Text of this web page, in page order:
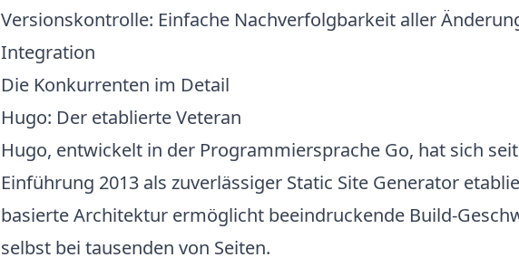
Versionskontrolle: Einfache Nachverfolgbarkeit aller
Integration
Die Konkurrenten im Detail
Hugo: Der etablierte Veteran
Hugo, entwickelt in der Programmiersprache Go, hat sich
Einführung 2013 als zuverlässiger Static Site Generator
basierte Architektur ermöglicht beeindruckende Build-
selbst bei tausenden von Seiten.